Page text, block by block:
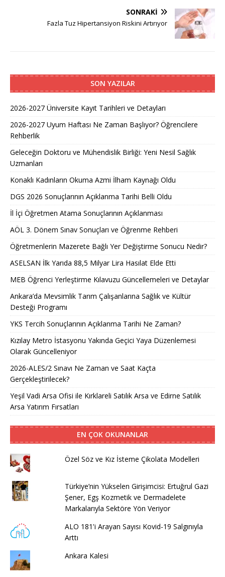
SONRAKI
Fazla Tuz Hipertansiyon Riskini Artırıyor
SON YAZILAR
2026-2027 Üniversite Kayıt Tarihleri ve Detayları
2026-2027 Uyum Haftası Ne Zaman Başlıyor? Öğrencilere
Rehberlik
Geleceğin Doktoru ve Mühendislik Birliği: Yeni Nesil Sağlık
Uzmanları
Konaklı Kadınların Okuma Azmi İlham Kaynağı Oldu
DGS 2026 Sonuçlarının Açıklanma Tarihi Belli Oldu
İl İçi Öğretmen Atama Sonuçlarının Açıklanması
AÖL 3. Dönem Sınav Sonuçları ve Öğrenme Rehberi
Öğretmenlerin Mazerete Bağlı Yer Değiştirme Sonucu Nedir?
ASELSAN İlk Yarıda 88,5 Milyar Lira Hasılat Elde Etti
MEB Öğrenci Yerleştirme Kılavuzu Güncellemeleri ve Detaylar
Ankara’da Mevsimlik Tarım Çalışanlarına Sağlık ve Kültür
Desteği Programı
YKS Tercih Sonuçlarının Açıklanma Tarihi Ne Zaman?
Kızılay Metro İstasyonu Yakında Geçici Yaya Düzenlemesi
Olarak Güncelleniyor
2026-ALES/2 Sınavı Ne Zaman ve Saat Kaçta
Gerçekleştirilecek?
Yeşil Vadi Arsa Ofisi ile Kırklareli Satılık Arsa ve Edirne Satılık
Arsa Yatırım Fırsatları
EN ÇOK OKUNANLAR
Özel Söz ve Kız İsteme Çikolata Modelleri
Türkiye’nin Yükselen Girişimcisi: Ertuğrul Gazi
Şener, Egş Kozmetik ve Dermadelete
Markalarıyla Sektöre Yön Veriyor
ALO 181'i Arayan Sayısı Kovid-19 Salgınıyla
Arttı
Ankara Kalesi